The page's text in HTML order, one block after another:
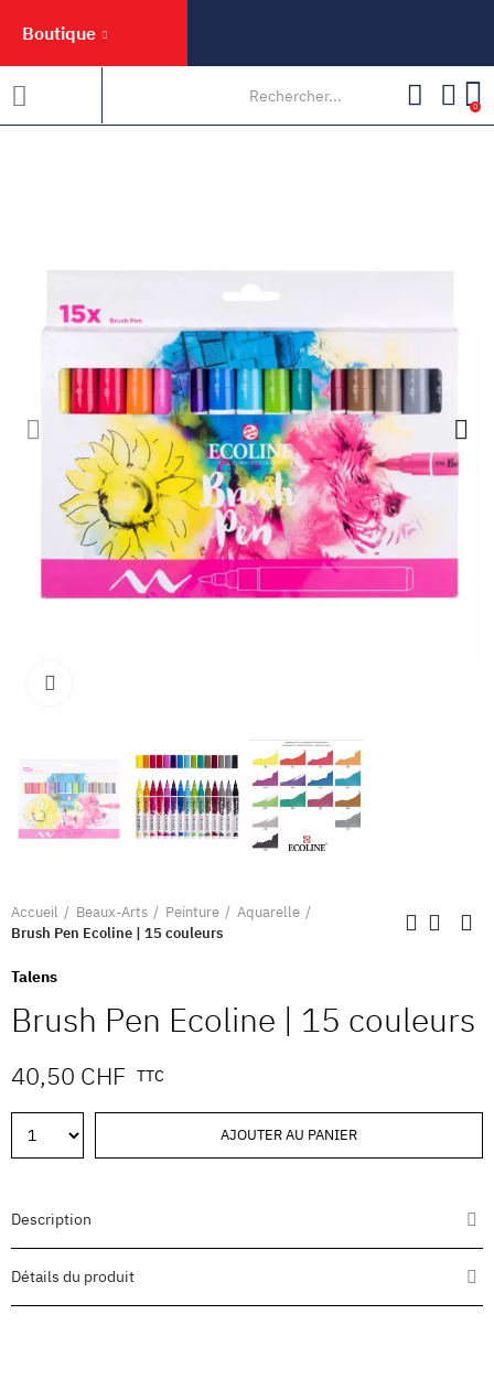
Boutique
0
Accueil Beaux-Arts Peinture
Aquarelle
Brush Pen Ecoline | 15 couleurs
Talens
Brush Pen Ecoline | 15 couleurs
40,50 CHF TTC
AJOUTER AU PANIER
Description
Détails du produit